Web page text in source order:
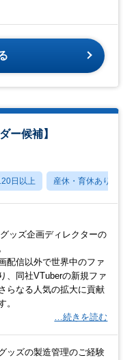
ー候補】
日以上 産休・育休あり
ッズ企画ディレクターの
配信以外で世界中のファ
、同社VTuberの新規ファ
らなる人気の拡大に貢献
。
…続きを読む
ッズの製造管理のご経験